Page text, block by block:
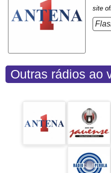
site
Outras rádios ao